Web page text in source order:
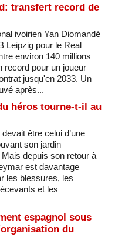
transfert record de
ivoirien Yan Diomandé
Leipzig pour le Real
environ 140 millions
record pour un joueur
jusqu'en 2033. Un
après...
héros tourne-t-il au
être celui d’une
son jardin
Mais depuis son retour à
est davantage
les blessures, les
et les
espagnol sous
du